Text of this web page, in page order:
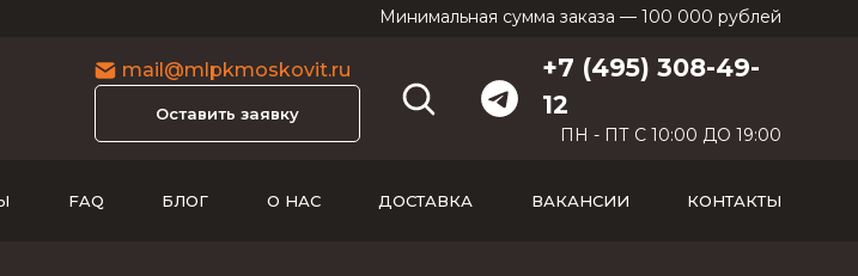
Минимальная сумма заказа — 100 000 рублей
mail@mlpkmoskovit.ru
Оставить заявку
+7 (495) 308-49-
12
ПН - ПТ С 10:00 ДО 19:00
FAQ БЛОГ О НАС ДОСТАВКА ВАКАНСИИ КОНТАКТЫ